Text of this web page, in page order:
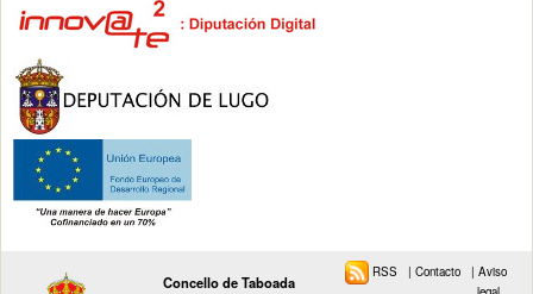
Concello de Taboada
RSS |Contacto | Aviso